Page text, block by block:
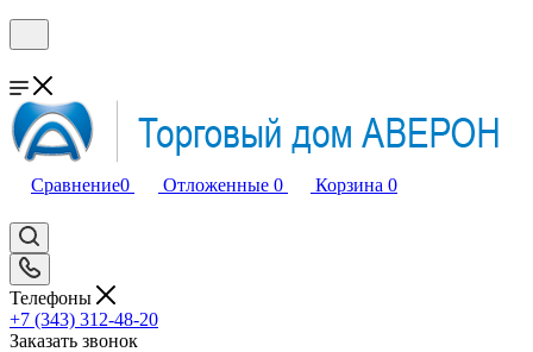
Сравнение0 Отложенные 0 Корзина 0
Телефоны
+7 (343) 312-48-20
Заказать звонок